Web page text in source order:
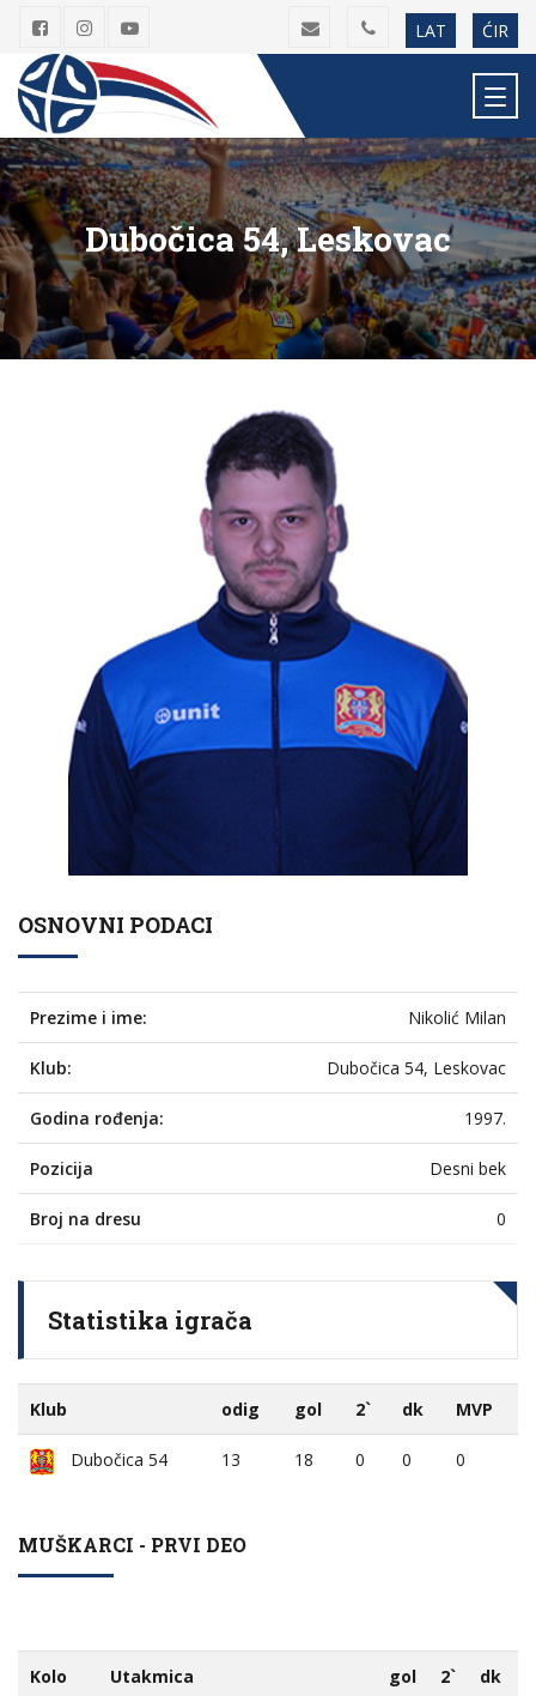
LAT ĆIR
Dubočica 54, Leskovac
OSNOVNI PODACI
Prezime i ime: Nikolić Milan
Klub: Dubočica 54, Leskovac
Godina rođenja: 1997.
Pozicija Desni bek
Broj na dresu 0
Statistika igrača
Klub odig gol 2` dk MVP
Dubočica 54 13 18 0 0 0
MUŠKARCI - PRVI DEO
Kolo Utakmica gol 2` dk